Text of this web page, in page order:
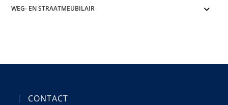
WEG- EN STRAATMEUBILAIR
CONTACT